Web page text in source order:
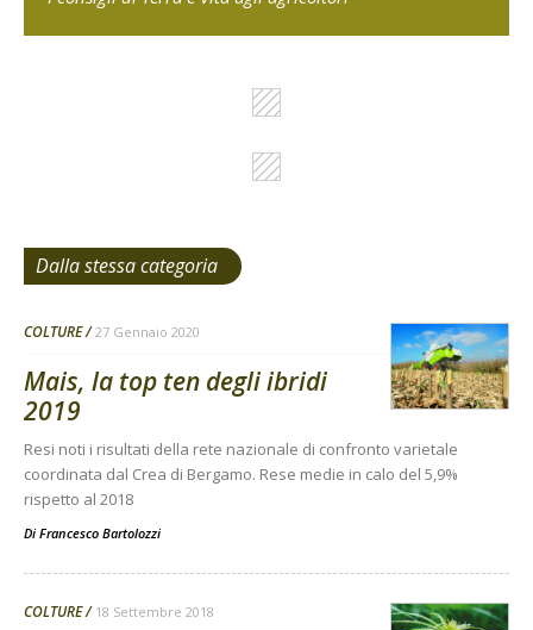
Dalla stessa categoria
COLTURE 27 Gennaio 2020
Mais, la top ten degli ibridi
2019
Resi noti i risultati della rete nazionale di confronto varietale
coordinata dal Crea di Bergamo. Rese medie in calo del 5,9%
rispetto al 2018
Di Francesco Bartolozzi
COLTURE 18 Settembre 2018